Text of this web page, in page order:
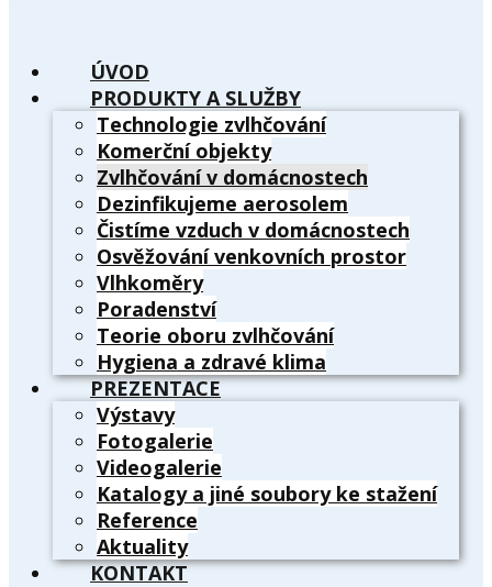
ÚVOD
PRODUKTY A SLUŽBY
Technologie zvlhčování
Komerční objekty
Zvlhčování v domácnostech
Dezinfikujeme aerosolem
Čistíme vzduch v domácnostech
Osvěžování venkovních prostor
Vlhkoměry
Poradenství
Teorie oboru zvlhčování
Hygiena a zdravé klima
PREZENTACE
Výstavy
Fotogalerie
Videogalerie
Katalogy a jiné soubory ke stažení
Reference
Aktuality
KONTAKT